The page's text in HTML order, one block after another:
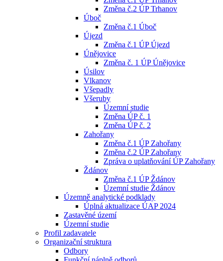
Změna č.2 ÚP Trhanov
Úboč
Změna č.1 Úboč
Újezd
Změna č.1 ÚP Újezd
Únějovice
Změna č. 1 ÚP Únějovice
Úsilov
Vlkanov
Všepadly
Všeruby
Územní studie
Změna ÚP č. 1
Změna ÚP č. 2
Zahořany
Změna č.1 ÚP Zahořany
Změna č.2 ÚP Zahořany
Zpráva o uplatňování ÚP Zahořany
Ždánov
Změna č.1 ÚP Ždánov
Územní studie Ždánov
Územně analytické podklady
Úplná aktualizace ÚAP 2024
Zastavěné území
Územní studie
Profil zadavatele
Organizační struktura
Odbory